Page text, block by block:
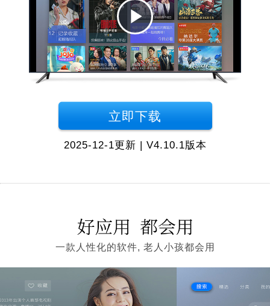
Play
Video
立即下载
2025-12-1更新 | V4.10.1版本
一款人性化的软件, 老人小孩都会用